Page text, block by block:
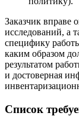
Заказчик вправе
исследований, а
специфику
каким образом
результатом
и достоверная
Список
Горно-Алтайск
Городец
Горячий Ключ
Грозный
Губаха
Губкинский